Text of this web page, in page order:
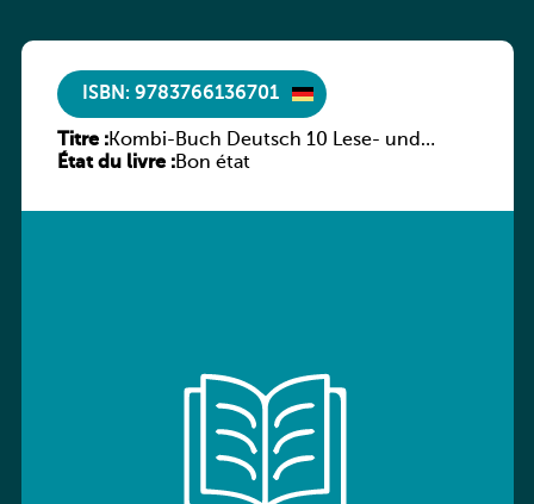
ISBN: 9783766136701
Titre :Kombi-Buch Deutsch 10 Lese- und
Sprachbuch
État du livre :Bon état